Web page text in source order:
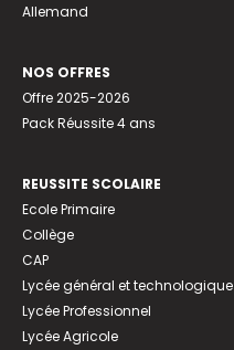
Allemand
NOS OFFRES
Offre 2025-2026
Pack Réussite 4 ans
REUSSITE SCOLAIRE
Ecole Primaire
Collège
CAP
Lycée général et technologique
Lycée Professionnel
Lycée Agricole